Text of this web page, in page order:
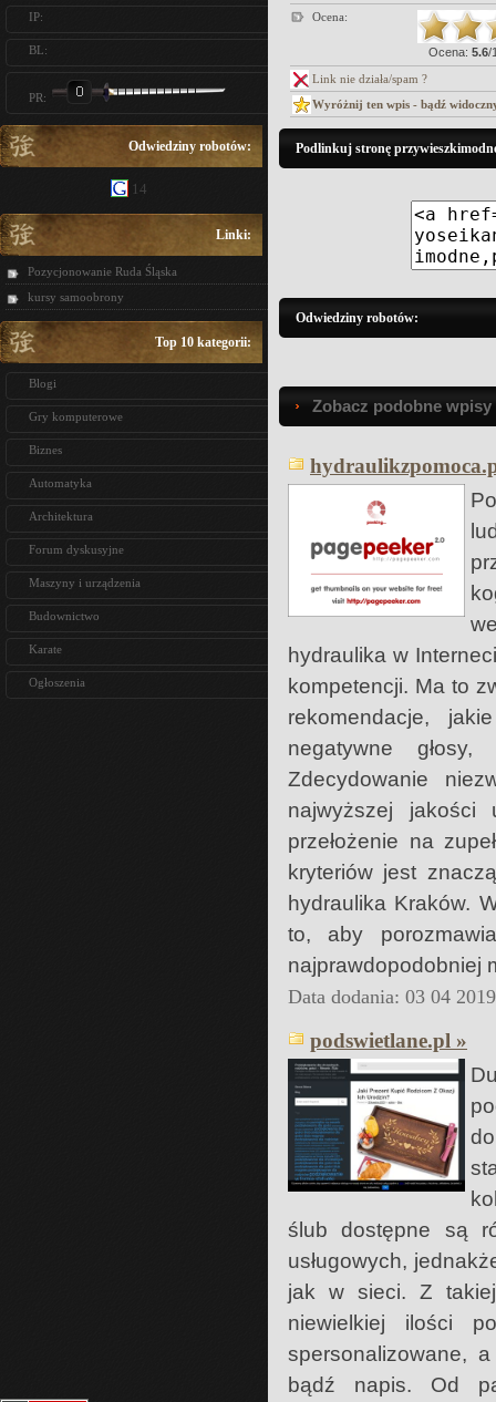
IP:
BL:
PR:
Odwiedziny robotów:
14
Linki:
Pozycjonowanie Ruda Śląska
kursy samoobrony
Top 10 kategorii:
Blogi
Gry komputerowe
Biznes
Automatyka
Architektura
Forum dyskusyjne
Maszyny i urządzenia
Budownictwo
Karate
Ogłoszenia
Ocena:
Ocena: 5.6/
Link nie działa/spam ?
Wyróżnij ten wpis - bądź
Podlinkuj stronę
Odwiedziny robotów:
Zobacz podobne
hydraulika w
kompetencji. Ma to
rekomendacje,
negatywne
Zdecydowanie
najwyższej jakości
przełożenie na
kryteriów jest
hydraulika Kraków.
to, aby
najprawdopodobniej
Data dodania: 03 04
podswietlane.pl »
ślub dostępne są
usługowych,
jak w sieci. Z takiej
niewielkiej ilości
spersonalizowane,
bądź napis. Od